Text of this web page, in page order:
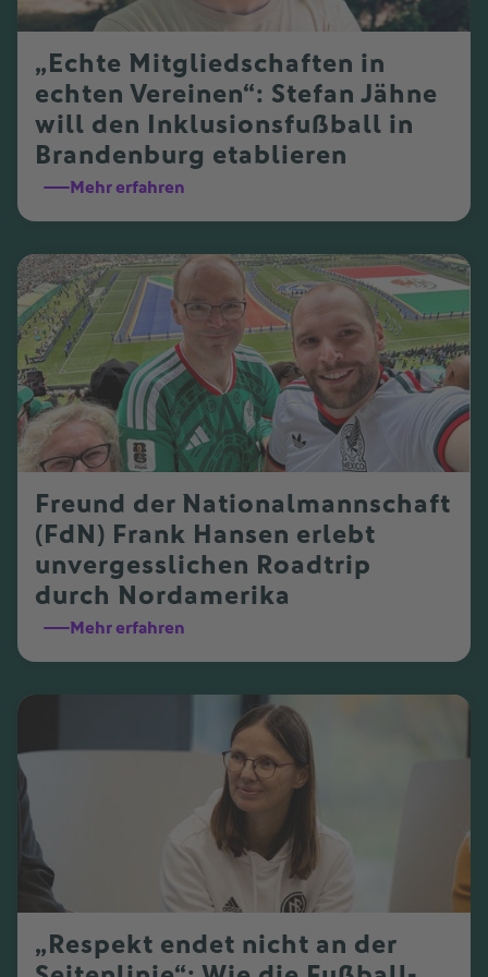
„Echte Mitgliedschaften in
echten Vereinen“: Stefan Jähne
will den Inklusionsfußball in
Brandenburg etablieren
Mehr erfahren
Freund der Nationalmannschaft
(FdN) Frank Hansen erlebt
unvergesslichen Roadtrip
durch Nordamerika
Mehr erfahren
„Respekt endet nicht an der